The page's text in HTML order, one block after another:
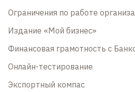
Ограничения по работе
Издание «Мой бизнес»
Финансовая грамотность с
Онлайн-тестирование
Экспортный компас